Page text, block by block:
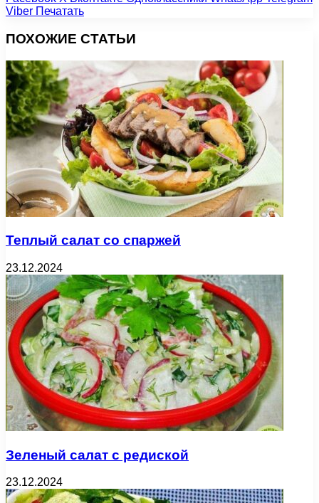
Viber Печатать
ПОХОЖИЕ СТАТЬИ
Теплый салат со спаржей
23.12.2024
Зеленый салат с редиской
23.12.2024